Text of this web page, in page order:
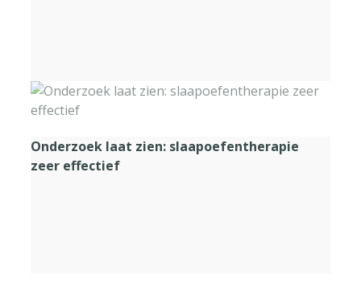
Onderzoek laat zien: slaapoefentherapie
zeer effectief